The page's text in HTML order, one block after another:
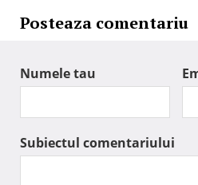
Posteaza comentariu
Numele tau
Subiectul comentariului